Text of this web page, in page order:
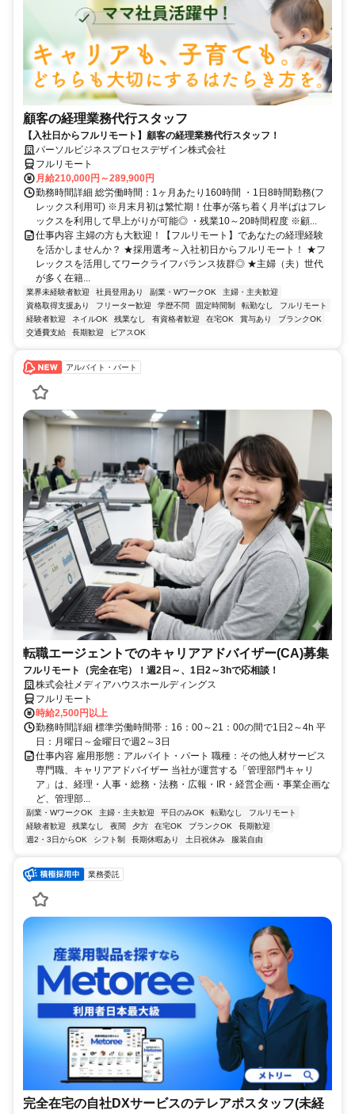
顧客の経理業務代行スタッフ
【入社日からフルリモート】顧客の経理業務代行スタッフ！
パーソルビジネスプロセスデザイン株式会社
フルリモート
月給210,000円～289,900円
勤務時間詳細 総労働時間：1ヶ月あたり160時間 ・1日8時間勤務(フ
レックス利用可) ※月末月初は繁忙期！仕事が落ち着く月半ばはフレ
ックスを利用して早上がりが可能◎ ・残業10～20時間程度 ※顧...
仕事内容 主婦の方も大歓迎！【フルリモート】であなたの経理経験
を活かしませんか？ ★採用選考～入社初日からフルリモート！ ★フ
レックスを活用してワークライフバランス抜群◎ ★主婦（夫）世代
が多く在籍...
業界未経験者歓迎 社員登用あり 副業・WワークOK
主婦・主夫歓迎
資格取得支援あり
フリーター歓迎 学歴不問 固定時間制 転勤なし
フルリモート
経験者歓迎
ネイルOK 残業なし 有資格者歓迎 在宅OK 賞与あり
ブランクOK
交通費支給
長期歓迎 ピアスOK
アルバイト・パート
転職エージェントでのキャリアアドバイザー(CA)募集
フルリモート（完全在宅）！週2日～、1日2～3hで応相談！
株式会社メディアハウスホールディングス
フルリモート
時給2,500円以上
勤務時間詳細 標準労働時間帯：16：00～21：00の間で1日2～4h 平
日：月曜日～金曜日で週2～3日
仕事内容 雇用形態：アルバイト・パート 職種：その他人材サービス
専門職、キャリアアドバイザー 当社が運営する「管理部門キャリ
ア」は、経理・人事・総務・法務・広報・IR・経営企画・事業企画な
ど、管理部...
副業・WワークOK 主婦・主夫歓迎 平日のみOK 転勤なし
フルリモート
経験者歓迎
残業なし 夜間 夕方 在宅OK ブランクOK
長期歓迎
週2・3日からOK
シフト制 長期休暇あり 土日祝休み 服装自由
業務委託
完全在宅の自社DXサービスのテレアポスタッフ(未経